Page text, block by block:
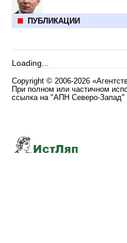
ПУБЛИКАЦИИ
Loading...
Copyright © 2006-2026
При полном или частичном
ссылка на "АПН Северо-Запад"